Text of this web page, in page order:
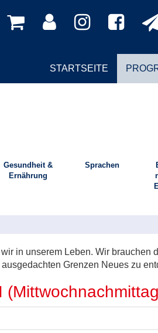
STARTSEITE
Gesundheit &
Ernährung
Sprachen
in unserem Leben. Wir brauchen
Grenzen Neues zu